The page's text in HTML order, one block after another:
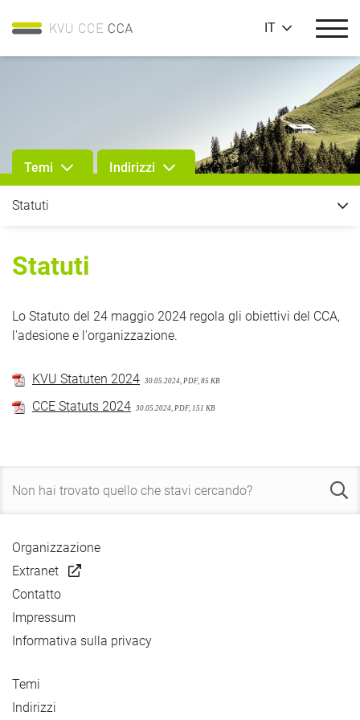
IT
Temi Indirizzi
Statuti
Statuti
Lo Statuto del 24 maggio 2024 regola gli obiettivi del CCA,
l'adesione e l'organizzazione.
KVU Statuten 2024 30.05.2024, PDF, 85 KB
CCE Statuts 2024 30.05.2024, PDF, 151 KB
Organizzazione
Extranet
Contatto
Impressum
Informativa sulla privacy
Temi
Indirizzi